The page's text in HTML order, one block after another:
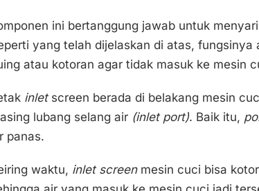
ini bertanggung jawab untuk
yang telah dijelaskan di atas,
atau kotoran agar tidak masuk ke mesin
inletscreen berada di belakang mesin
lubang selang air (inlet port). Baik itu,
panas.
waktu, inlet screenmesin cuci bisa